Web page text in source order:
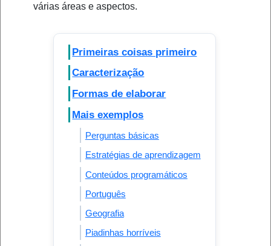
várias áreas e aspectos.
Primeiras coisas primeiro
Caracterização
Formas de elaborar
Mais exemplos
Perguntas básicas
Estratégias de aprendizagem
Conteúdos programáticos
Português
Geografia
Piadinhas horríveis